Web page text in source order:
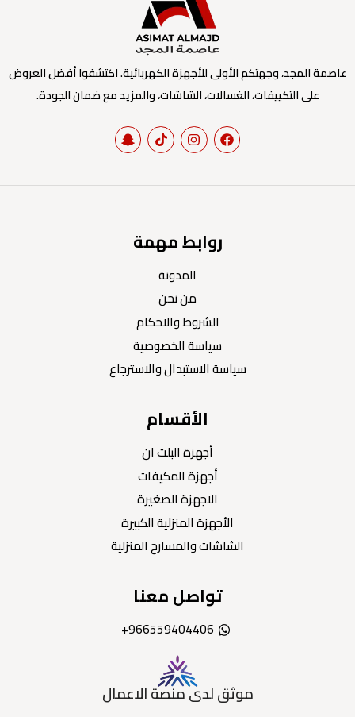
عاصمة المجد، وجهتكم الأولى للأجهزة الكهربائية. اكتشفوا أفضل العروض
على التكييفات، الغسالات، الشاشات، والمزيد مع ضمان الجودة.
روابط مهمة
المدونة
من نحن
الشروط والاحكام
سياسة الخصوصية
سياسة الاستبدال والاسترجاع
الأقسام
أجهزة البلت ان
أجهزة المكيفات
الاجهزة الصغيرة
الأجهزة المنزلية الكبيرة
الشاشات والمسارح المنزلية
تواصل معنا
966559404406+
موثق لدى منصة الاعمال